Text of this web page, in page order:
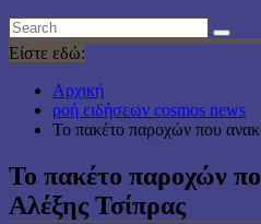
Είστε εδώ:
Αρχική
ροή ειδήσεων cosmos news
Το πακέτο παροχών που
Το πακέτο παροχών
Αλέξης Τσίπρας